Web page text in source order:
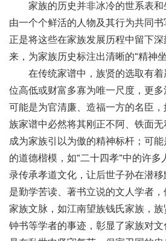
家族的历史并非冰冷的世系表
由一个个鲜活的人物及其行为共同
正是将这些在家族发展历程中留下
来，为家族历史标注出清晰的“精神坐
在传统家谱中，族贤的选取有
位高低或财富多寡为唯一尺度，更多
可能是为官清廉、造福一方的名臣
族家谱中必然将其刚正不阿、铁面无
成为家族引以为傲的精神标杆；可
的道德楷模，如“二十四孝”中的许
录传承孝道文化，让后世子孙在潜
是勤学苦读、著书立说的文人学者
家族文脉，如江南望族钱氏家族，
钟书等学者的事迹，彰显了家族对